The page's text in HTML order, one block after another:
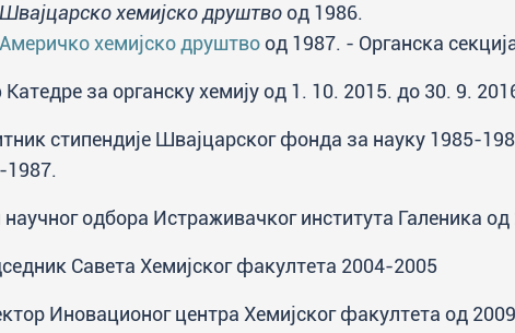
Швајцарско хемијско друштвоод 1986.
Америчко хемијско друштвоод 1987. - Органска
за органску хемију од 1. 10. 2015. до 30. 9.
стипендије Швајцарског фонда за науку 1985-
1987.
одбора Истраживачког института Галеника
Савета Хемијског факултета 2004-2005
Иновационог центра Хемијског факултета од